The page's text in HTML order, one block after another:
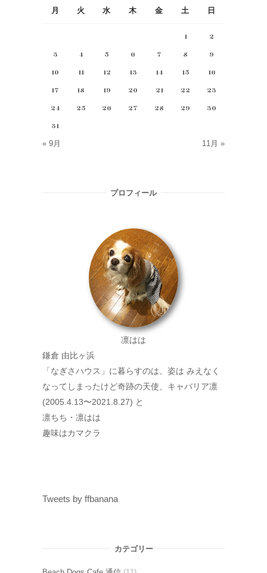
月 火 水 木 金 土 日
1
2
3
4 5 6 7 8
9
10
11 12 13 14 15
16
17
18 19 20 21 22
23
24
25 26 27 28 29
30
31
« 9月 11月 »
プロフィール
凛はは
鎌倉 由比ヶ浜
「なぎさハウス」に暮らすのは、姿は みえなく
なってしまったけど奇跡の天使、キャバリア凛
(2005.4.13〜2021.8.27) と
凛ちち・凛はは
趣味はカマクラ
Tweets by ffbanana
カテゴリー